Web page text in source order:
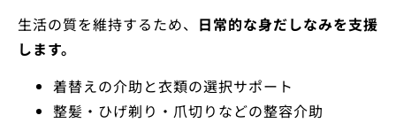
生活の質を維持するため、 日常的な身だしなみを支援
します。
着替えの介助と衣類の選択サポート
整髪・ひげ剃り・爪切りなどの整容介助